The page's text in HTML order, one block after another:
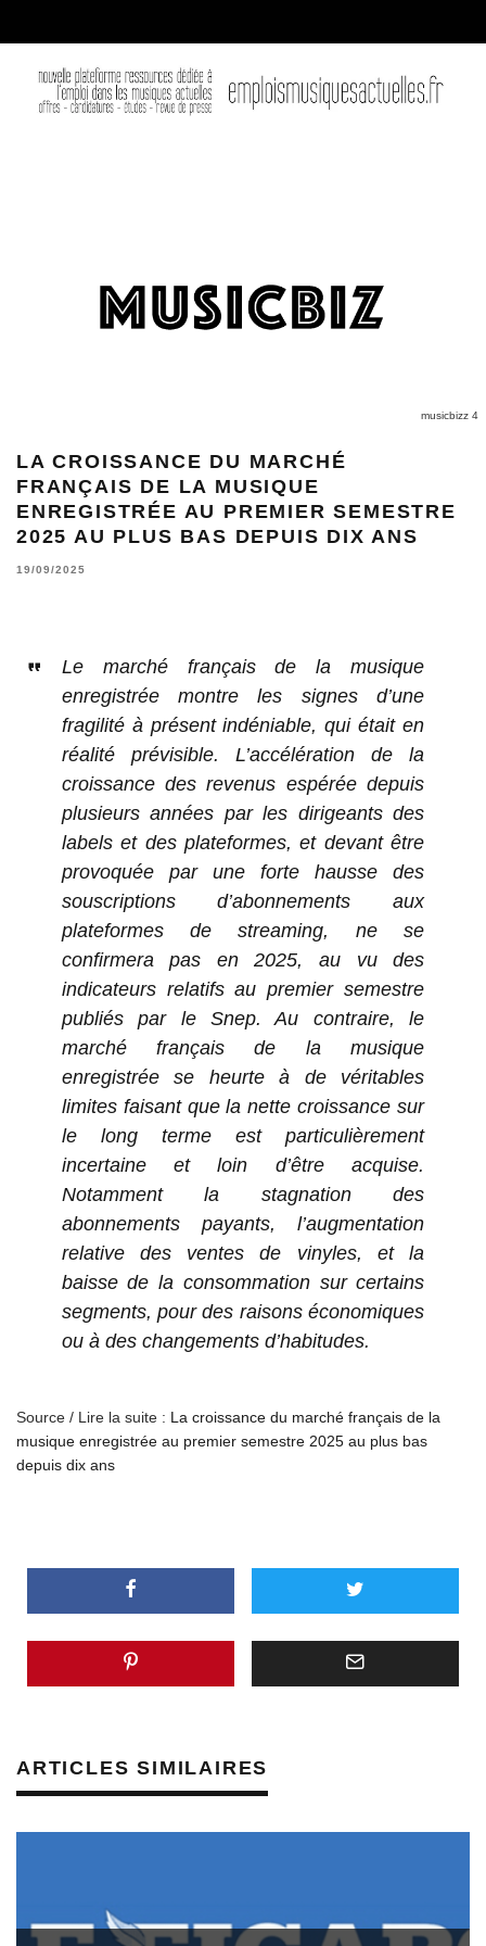
musicbizz 4
LA CROISSANCE DU MARCHÉ
FRANÇAIS DE LA MUSIQUE
ENREGISTRÉE AU PREMIER SEMESTRE
2025 AU PLUS BAS DEPUIS DIX ANS
19/09/2025
Le marché français de la musique
enregistrée montre les signes d’une
fragilité à présent indéniable, qui était en
réalité prévisible. L’accélération de la
croissance des revenus espérée depuis
plusieurs années par les dirigeants des
labels et des plateformes, et devant être
provoquée par une forte hausse des
souscriptions d’abonnements aux
plateformes de streaming, ne se
confirmera pas en 2025, au vu des
indicateurs relatifs au premier semestre
publiés par le Snep. Au contraire, le
marché français de la musique
enregistrée se heurte à de véritables
limites faisant que la nette croissance sur
le long terme est particulièrement
incertaine et loin d’être acquise.
Notamment la stagnation des
abonnements payants, l’augmentation
relative des ventes de vinyles, et la
baisse de la consommation sur certains
segments, pour des raisons économiques
ou à des changements d’habitudes.
Source / Lire la suite : La croissance du marché français de la
musique enregistrée au premier semestre 2025 au plus bas
depuis dix ans
ARTICLES SIMILAIRES